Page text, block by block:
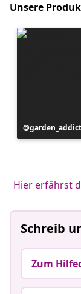
Unsere
Beitrag
veröffentlicht
Hier erfährst
Schreib
Zum